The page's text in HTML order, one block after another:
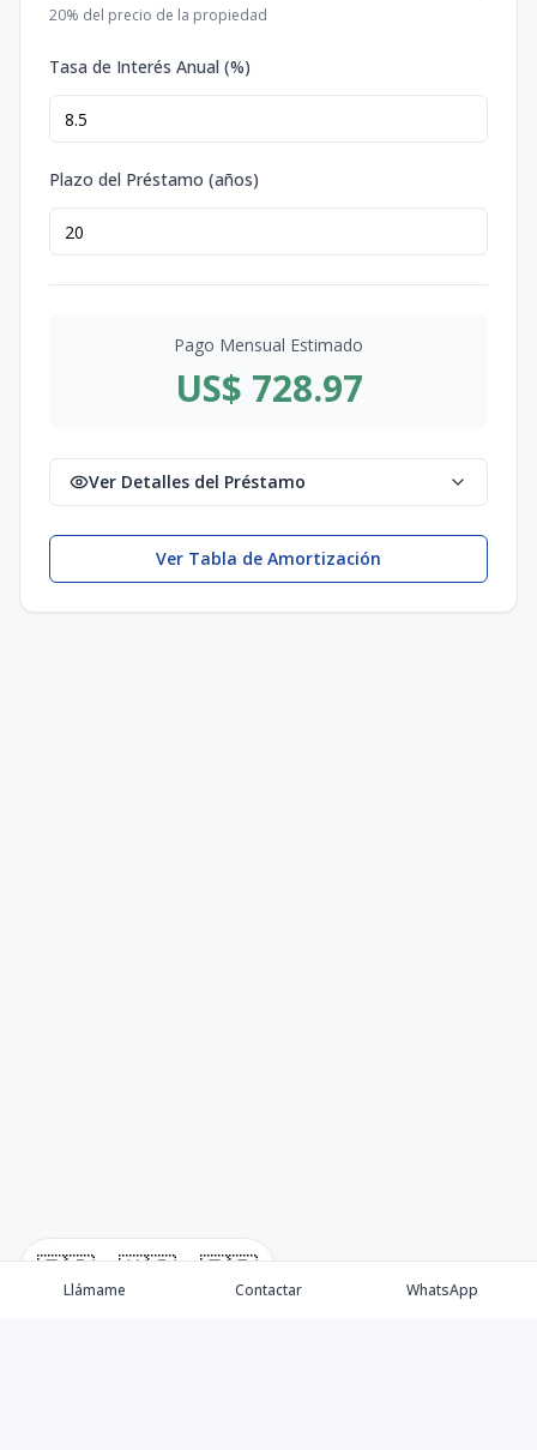
🇪🇸 🇺🇸 🇫🇷
20% del precio de la propiedad
Tasa de Interés Anual (%)
Plazo del Préstamo (años)
Pago Mensual Estimado
US$ 728.97
Ver Detalles del Préstamo
Ver Tabla de Amortización
Llámame Contactar WhatsApp